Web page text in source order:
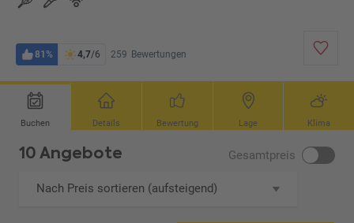
81% 4,7/6 259 Bewertungen
Buchen Details Bewertung Lage Klima
10 Angebote Gesamtpreis
Nach Preis sortieren (aufsteigend)